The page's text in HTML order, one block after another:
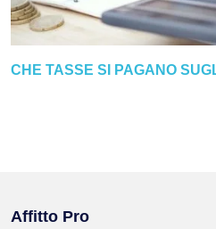
CHE TASSE SI PAGANO
Affitto Pro